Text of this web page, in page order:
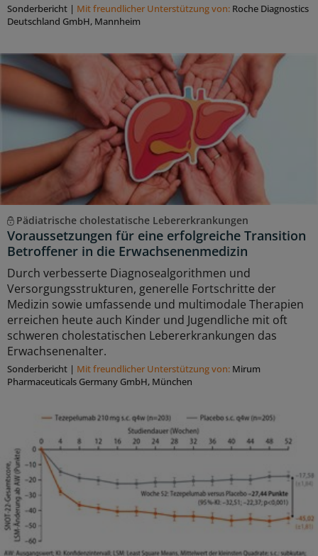
Sonderbericht | Mit freundlicher Unterstützung von: Roche Diagnostics
Deutschland GmbH, Mannheim
Pädiatrische cholestatische Lebererkrankungen
Voraussetzungen für eine erfolgreiche Transition
Betroffener in die Erwachsenenmedizin
Durch verbesserte Diagnosealgorithmen und
Versorgungsstrukturen, generelle Fortschritte der
Medizin sowie umfassende und multimodale Therapien
erreichen heute auch Kinder und Jugendliche mit oft
schweren cholestatischen Lebererkrankungen das
Erwachsenenalter.
Sonderbericht | Mit freundlicher Unterstützung von: Mirum
Pharmaceuticals Germany GmbH, München